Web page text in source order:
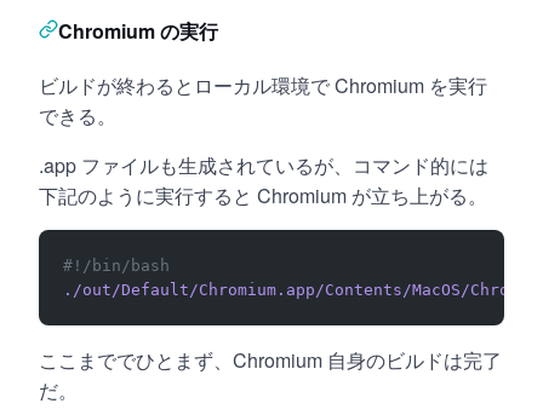
Chromium の実行
ビルドが終わるとローカル環境で Chromium を実行
できる。
.app ファイルも生成されているが、コマンド的には
下記のように実行すると Chromium が立ち上がる。
#!/bin/bash
./out/Default/Chromium.app/Contents/MacOS/
ここまででひとまず、Chromium 自身のビルドは完了
だ。